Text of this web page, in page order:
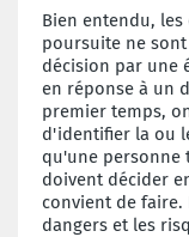
Bien entendu,
poursuite ne
décision par une
en réponse à un
premier temps,
d'identifier la ou
qu'une personne
doivent décider
convient de
dangers et les